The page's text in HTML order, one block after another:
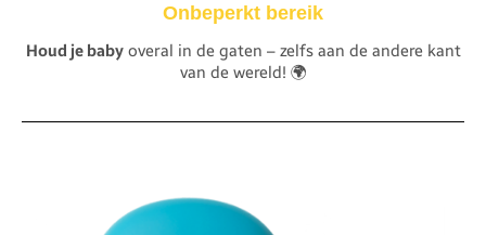
Onbeperkt bereik
Houd je babyoveral in de gaten – zelfs aan de andere kant
van de wereld! 🌍